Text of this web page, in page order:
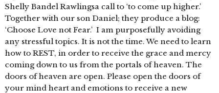
Shelly Bandel Rawlingsa call to ‘to come up higher.’
Together with our son Daniel; they produce a blog:
‘Choose Love not Fear.’ I am purposefully avoiding
any stressful topics. It is not the time. We need to learn
how to REST, in order to receive the grace and mercy
coming down to us from the portals of heaven. The
doors of heaven are open. Please open the doors of
your mind heart and emotions to receive a new